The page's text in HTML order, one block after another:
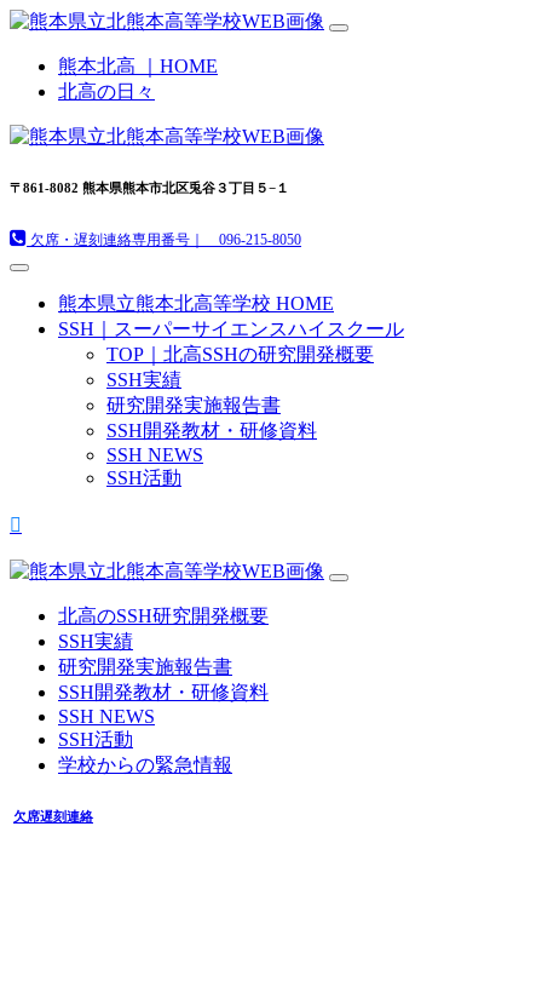
熊本北高 ｜HOME
北高の日々
〒861-8082 熊本県熊本市北区兎谷３丁目５−１
欠席・遅刻連絡専用番号｜ 096-215-8050
熊本県立熊本北高等学校 HOME
SSH｜スーパーサイエンスハイスクール
TOP｜北高SSHの研究開発概要
SSH実績
研究開発実施報告書
SSH開発教材・研修資料
SSH NEWS
SSH活動
北高のSSH研究開発概要
SSH実績
研究開発実施報告書
SSH開発教材・研修資料
SSH NEWS
SSH活動
学校からの緊急情報
欠席遅刻連絡